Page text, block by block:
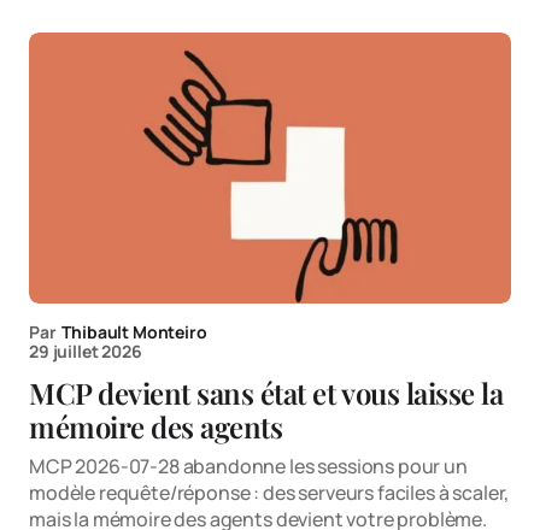
Par Thibault Monteiro
29 juillet 2026
MCP devient sans état et vous laisse la
mémoire des agents
MCP 2026-07-28 abandonne les sessions pour un
modèle requête/réponse : des serveurs faciles à scaler,
mais la mémoire des agents devient votre problème.